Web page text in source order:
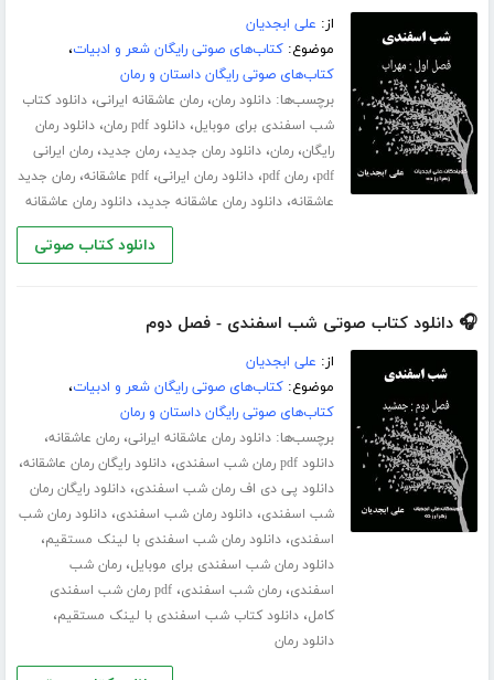
از: علی ابجدیان
موضوع:کتاب‌های صوتی رایگان شعر و ادبیات،
کتاب‌های صوتی رایگان داستان و رمان
برچسب‌ها:دانلود رمان،رمان عاشقانه ایرانی،دانلود کتاب
شب اسفندی برای موبایل،دانلود pdf رمان ،دانلود رمان
رایگان،رمان،دانلود رمان جدید،رمان جدید،رمان ایرانی
pdf،رمان pdf ،دانلود رمان ایرانی،pdf عاشقانه ،رمان جدید
عاشقانه،دانلود رمان عاشقانه جدید،دانلود رمان عاشقانه
دانلود کتاب صوتی
🎧 دانلود کتاب صوتی شب اسفندی - فصل دوم
از: علی ابجدیان
موضوع:کتاب‌های صوتی رایگان شعر و ادبیات،
کتاب‌های صوتی رایگان داستان و رمان
برچسب‌ها:دانلود رمان عاشقانه ایرانی،رمان عاشقانه،
دانلود pdf رمان شب اسفندی ،دانلود رایگان رمان عاشقانه،
دانلود پی دی اف رمان شب اسفندی،دانلود رایگان رمان
شب اسفندی،دانلود رمان شب اسفندی،دانلود رمان شب
اسفندی،دانلود رمان شب اسفندی با لینک مستقیم،
دانلود رمان شب اسفندی برای موبایل،رمان شب
اسفندی،رمان شب اسفندی،
pdf رمان شب اسفندی
کامل،دانلود کتاب شب اسفندی با لینک مستقیم،
دانلود رمان